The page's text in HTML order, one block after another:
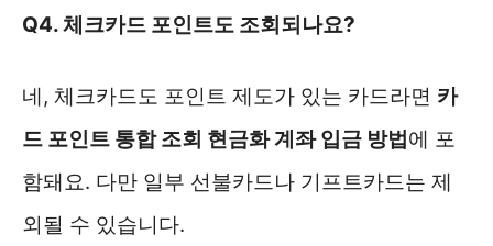
Q4. 체크카드 포인트도 조회되나요?
네, 체크카드도 포인트 제도가 있는 카드라면 카
드 포인트 통합 조회 현금화 계좌 입금 방법 에 포
함돼요. 다만 일부 선불카드나 기프트카드는 제
외될 수 있습니다.